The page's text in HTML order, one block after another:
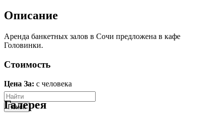
Поиск
Описание
Аренда банкетных залов в Сочи предложена в кафе
Головинки.
Стоимость
Цена За: с человека
Галерея